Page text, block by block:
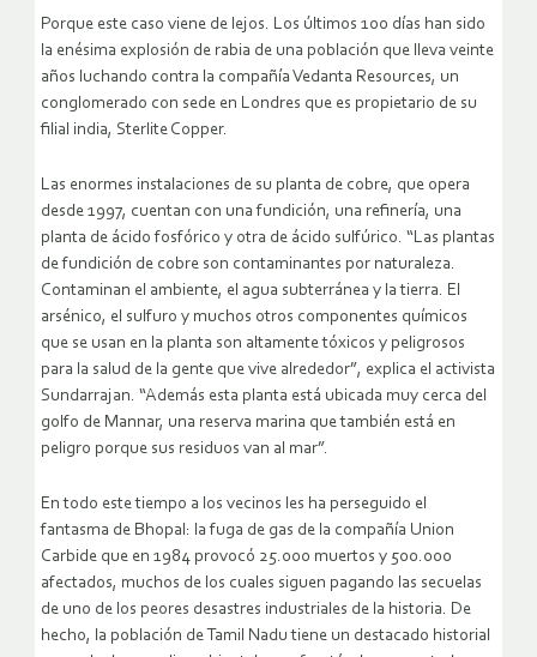
Porque este caso viene de lejos. Los últimos 100 días han sido
la enésima explosión de rabia de una población que lleva veinte
años luchando contra la compañía Vedanta Resources, un
conglomerado con sede en Londres que es propietario de su
filial india, Sterlite Copper.
Las enormes instalaciones de su planta de cobre, que opera
desde 1997, cuentan con una fundición, una refinería, una
planta de ácido fosfórico y otra de ácido sulfúrico. “Las plantas
de fundición de cobre son contaminantes por naturaleza.
Contaminan el ambiente, el agua subterránea y la tierra. El
arsénico, el sulfuro y muchos otros componentes químicos
que se usan en la planta son altamente tóxicos y peligrosos
para la salud de la gente que vive alrededor”, explica el activista
Sundarrajan. “Además esta planta está ubicada muy cerca del
golfo de Mannar, una reserva marina que también está en
peligro porque sus residuos van al mar”.
En todo este tiempo a los vecinos les ha perseguido el
fantasma de Bhopal: la fuga de gas de la compañía Union
Carbide que en 1984 provocó 25.000 muertos y 500.000
afectados, muchos de los cuales siguen pagando las secuelas
de uno de los peores desastres industriales de la historia. De
hecho, la población de Tamil Nadu tiene un destacado historial